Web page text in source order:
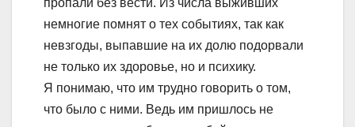
пропали без вести. Из числа выживших
немногие помнят о тех событиях, так как
невзгоды, выпавшие на их долю подорвали
не только их здоровье, но и психику.
Я понимаю, что им трудно говорить о том,
что было с ними. Ведь им пришлось не